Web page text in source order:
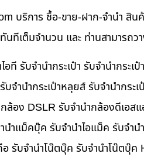
บริการ ซื้อ-ขาย-ฝาก-จำนำ สินค้
นทีเต็มจำนวน และ ท่านสามารถ
ที รับจำนำกระเป๋า รับจำนำกระ
จำนำกระเป๋าหลุยส์ รับจำนำกร
อง DSLR รับจำนำกล้องดีเอส
นำแม็คบุ๊ค รับจำนำไอแม็ค รับจำ
รับจำนำโน๊ตบุ๊ค รับจำนำโน๊ตบุ๊